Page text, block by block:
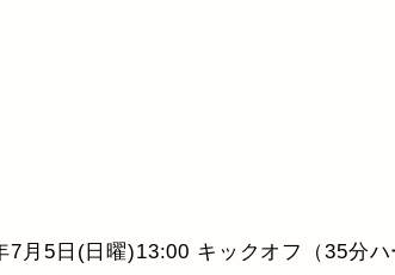
7月5日(日曜)13:00 キックオフ（35分ハ